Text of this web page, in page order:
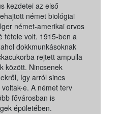
kezdetei az első
német biológiai
német-amerikai orvos
tétele volt. 1915-ben a
dokkmunkásoknak
rejtett ampulla
között. Nincsenek
így arról sincs
e. A német terv
fővárosban is
épületében.